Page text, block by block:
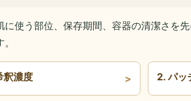
に使う部位、保存期間、容器の清潔さを
釈濃度 2. パッ